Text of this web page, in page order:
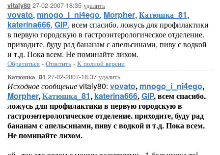
vitaly80 27-02-2007-18:35 удалить
vovato, mnogo_i_ni4ego, Morpher, Катюшка_81,
katerina666, GIP, всем спасибо. ложусь для профилактики
в первую городскую в гастроэнтерологическое отделение.
приходите, буду рад бананам с апельсинами, пиву с водкой
и т.д. Пока всем. Не поминайте лихом.
Обратиться - Ответить - К полной версии
Катюшка_81 27-02-2007-18:37 удалить
Исходное сообщениеvitaly80: vovato, mnogo_i_ni4ego,
Morpher,Катюшка_81, katerina666,GIP, всем спасибо.
ложусь для профилактики в первую городскую в
гастроэнтерологическое отделение. приходите, буду рад
бананам с апельсинами, пиву с водкой и т.д. Пока всем.
Не поминайте лихом.